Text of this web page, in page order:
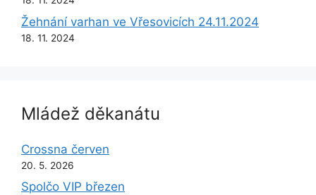
Žehnání varhan ve Vřesovicích 24.11.2024
18. 11. 2024
Mládež děkanátu
Crossna červen
20. 5. 2026
Spolčo VIP březen